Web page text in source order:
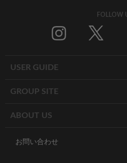
FOLLOW
USER GUIDE
GROUP SITE
ABOUT US
お問い合わせ